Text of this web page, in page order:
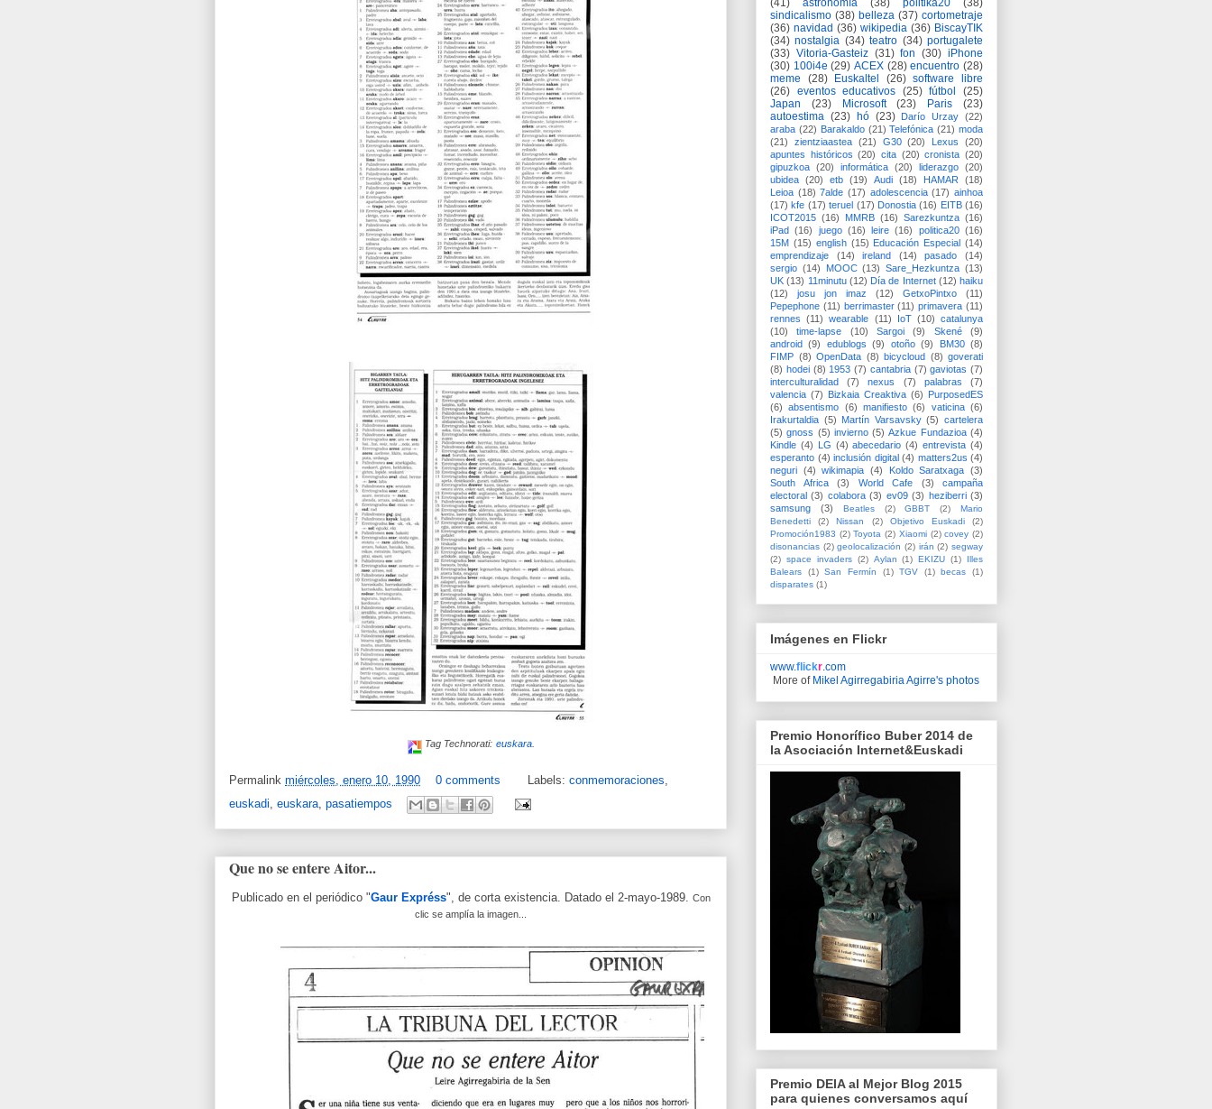
Tag Technorati: euskara.
Permalink miércoles, enero 10, 1990 0 comments Labels: conmemoraciones,
euskadi euskara pasatiempos
Que no se entere Aitor...
Publicado en el periódico "Gaur Expréss", de corta existencia. Datado el 2-mayo-1989.
Con
clic se amplía la imagen...
(41)
astronomía (38) politika20
(38)
sindicalismo (38) belleza (37) cortometraje
(36) navidad (36) wikipedia (36) BiscayTIK
(34) nostalgia (34) teatro (34) portugalete
(33) Vitoria-Gasteiz (31) fon (30) iPhone
(30) 100i4e (29) ACEX (28) encuentro (28)
meme
(28) Euskaltel (26) software libre
(26) eventos educativos (25) fútbol
(25)
Japan
(23) Microsoft (23) Paris
(23)
autoestima (23) hó (23) Darío Urzay (22)
araba (22) Barakaldo (21) Telefónica (21) moda
(21)
zientziaastea (21) G30 (20) Lexus
(20)
apuntes históricos (20) cita (20) cronista (20)
gipuzkoa (20) informática (20) liderazgo (20)
ubidea (20) etb (19) Audi (18) HAMAR
(18)
Leioa (18) 7alde (17) adolescencia (17) ainhoa
(17) kfe (17) teruel (17) Donostia (16) EITB (16)
ICOT2015 (16) MMRB (16) Sarezkuntza (16)
iPad (16) juego (16) leire (16) politica20 (16)
15M (15) english (15) Educación Especial (14)
emprendizaje
(14) ireland (14) pasado
(14)
sergio (14) MOOC (13) Sare_Hezkuntza (13)
UK (13) 11minutu (12) Día de Internet (12) haiku
(12)
josu jon imaz (12) GetxoPintxo
(11)
Pepephone (11) berrimaster (11) primavera (11)
rennes (11) wearable (11) IoT (10) catalunya
(10)
time-lapse (10) Sargoi (9) Skené
(9)
android (9) edublogs (9) otoño (9) BM30 (8)
FIMP (8) OpenData (8) bicycloud (8) goverati
(8) hodei (8) 1953 (7) cantabria (7) gaviotas (7)
interculturalidad
(7) nexus (7) palabras
(7)
valencia (7) Bizkaia Creaktiva (6) PurposedES
(6)
absentismo (6) manifiesto (6) vaticina (6)
Irakurtaldia (5) Martín Varsavsky (5) cartelera
(5) gnoss (5) invierno (5) Azkue Fundazioa (4)
Kindle (4) LG (4) abecedario (4) entrevista (4)
esperanto (4) inclusión digital (4) matters2us (4)
neguri (4) wikimapia (4) Koldo Saratxaga (3)
South Africa
(3) World Cafe (3)
campaña
electoral (3) colabora (3) ev09 (3) heziberri (3)
samsung
(3) Beatles (2) GBBT (2)
Mario
Benedetti
(2) Nissan (2) Objetivo Euskadi
(2)
Promoción1983 (2) Toyota (2) Xiaomi (2) covey (2)
disonancias (2) geolocalización (2) irán (2) segway
(2) space invaders (2) Aylan (1) EKIZU (1)
Illes
Balears
(1) San Fermín (1) TGV (1) becas
(1)
disparates (1)
Imágenes en Flickr
www.flickr .com
More of Mikel Agirregabiria Agirre's photos
Premio Honorífico Buber 2014 de
la Asociación Internet&Euskadi
Premio DEIA al Mejor Blog 2015
para quienes conversamos aquí